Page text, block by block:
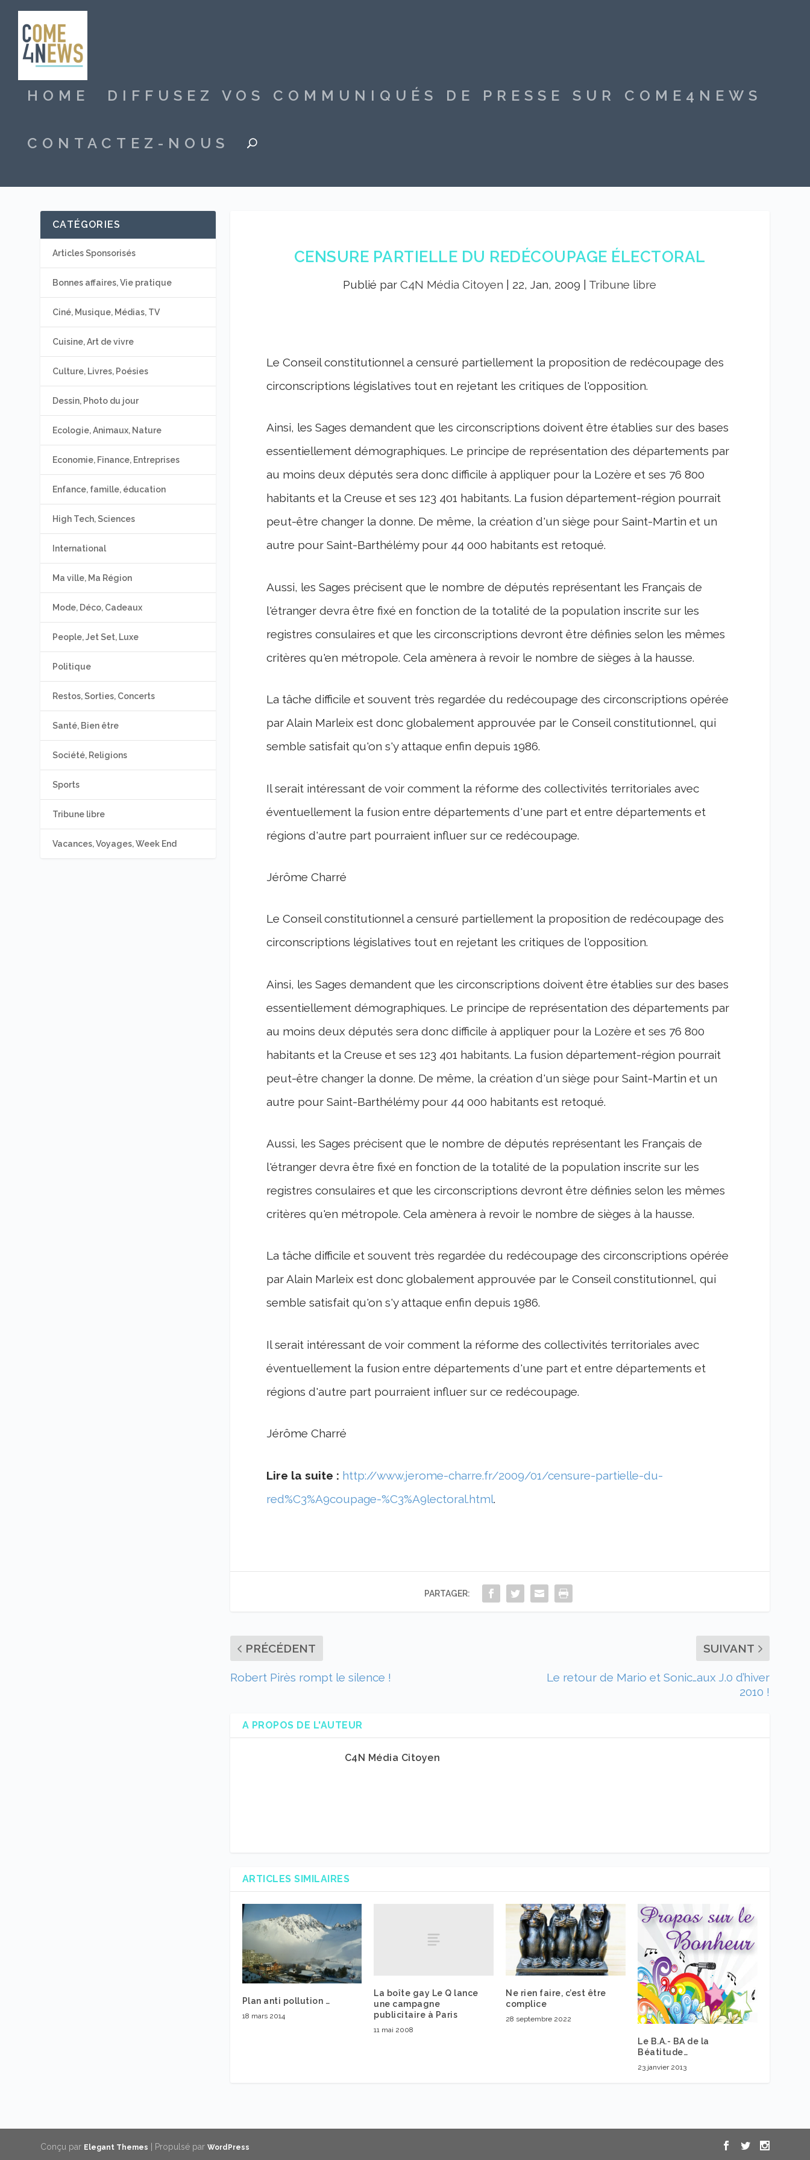
HOME DIFFUSEZ VOS COMMUNIQUÉS DE PRESSE SUR COME4NEWS
CONTACTEZ-NOUS
CENSURE PARTIELLE DU REDÉCOUPAGE ÉLECTORAL
Publié parC4N Média Citoyen 22, Jan, 2009 Tribune libre
Le Conseil constitutionnel a censuré partiellement la proposition de redécoupage des
circonscriptions législatives tout en rejetant les critiques de l'opposition.
Ainsi, les Sages demandent que les circonscriptions doivent être établies sur des bases
essentiellement démographiques. Le principe de représentation des départements par
au moins deux députés sera donc difficile à appliquer pour la Lozère et ses 76 800
habitants et la Creuse et ses 123 401 habitants. La fusion département-région pourrait
peut-être changer la donne. De même, la création d'un siège pour Saint-Martin et un
autre pour Saint-Barthélémy pour 44 000 habitants est retoqué.
Aussi, les Sages précisent que le nombre de députés représentant les Français de
l'étranger devra être fixé en fonction de la totalité de la population inscrite sur les
registres consulaires et que les circonscriptions devront être définies selon les mêmes
critères qu'en métropole. Cela amènera à revoir le nombre de sièges à la hausse.
La tâche difficile et souvent très regardée du redécoupage des circonscriptions opérée
par Alain Marleix est donc globalement approuvée par le Conseil constitutionnel, qui
semble satisfait qu'on s'y attaque enfin depuis 1986.
Il serait intéressant de voir comment la réforme des collectivités territoriales avec
éventuellement la fusion entre départements d'une part et entre départements et
régions d'autre part pourraient influer sur ce redécoupage.
Jérôme Charré
Le Conseil constitutionnel a censuré partiellement la proposition de redécoupage des
circonscriptions législatives tout en rejetant les critiques de l'opposition.
Ainsi, les Sages demandent que les circonscriptions doivent être établies sur des bases
essentiellement démographiques. Le principe de représentation des départements par
au moins deux députés sera donc difficile à appliquer pour la Lozère et ses 76 800
habitants et la Creuse et ses 123 401 habitants. La fusion département-région pourrait
peut-être changer la donne. De même, la création d'un siège pour Saint-Martin et un
autre pour Saint-Barthélémy pour 44 000 habitants est retoqué.
Aussi, les Sages précisent que le nombre de députés représentant les Français de
l'étranger devra être fixé en fonction de la totalité de la population inscrite sur les
registres consulaires et que les circonscriptions devront être définies selon les mêmes
critères qu'en métropole. Cela amènera à revoir le nombre de sièges à la hausse.
La tâche difficile et souvent très regardée du redécoupage des circonscriptions opérée
par Alain Marleix est donc globalement approuvée par le Conseil constitutionnel, qui
semble satisfait qu'on s'y attaque enfin depuis 1986.
Il serait intéressant de voir comment la réforme des collectivités territoriales avec
éventuellement la fusion entre départements d'une part et entre départements et
régions d'autre part pourraient influer sur ce redécoupage.
Jérôme Charré
Lire la suite : http://www.jerome-charre.fr/2009/01/censure-partielle-du-
red%C3%A9coupage-%C3%A9lectoral.html.
PARTAGER:
PRÉCÉDENT
Robert Pirès rompt le silence !
SUIVANT
Le retour de Mario et Sonic…aux J.0 d’hiver
2010 !
A PROPOS DE L'AUTEUR
C4N Média Citoyen
ARTICLES SIMILAIRES
Plan anti pollution …
18 mars 2014
La boîte gay Le Q lance
une campagne
publicitaire à Paris
11 mai 2008
Ne rien faire, c’est être
complice
28 septembre 2022
Le B.A.- BA de la
Béatitude…
23 janvier 2013
CATÉGORIES
Articles Sponsorisés
Bonnes affaires, Vie pratique
Ciné, Musique, Médias, TV
Cuisine, Art de vivre
Culture, Livres, Poésies
Dessin, Photo du jour
Ecologie, Animaux, Nature
Economie, Finance, Entreprises
Enfance, famille, éducation
High Tech, Sciences
International
Ma ville, Ma Région
Mode, Déco, Cadeaux
People, Jet Set, Luxe
Politique
Restos, Sorties, Concerts
Santé, Bien être
Société, Religions
Sports
Tribune libre
Vacances, Voyages, Week End
Conçu par Elegant Themes | Propulsé parWordPress